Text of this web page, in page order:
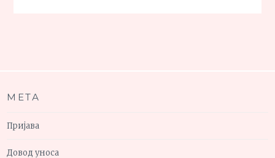
МЕТА
Пријава
Довод уноса